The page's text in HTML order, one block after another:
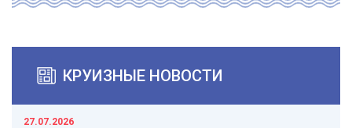
КРУИЗНЫЕ НОВОСТИ
27.07.2026